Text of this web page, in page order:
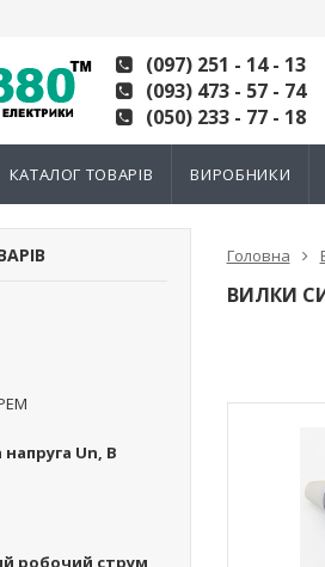
(097) 251 - 14 - 13
(093) 473 - 57 - 74
(050) 233 - 77 - 18
КАТАЛОГ ТОВАРІВ ВИРОБНИКИ
Un, В
робочий струм
Головна
ВИЛКИ